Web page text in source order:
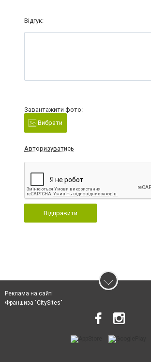
Відгук:
Завантажити фото:
Вибрати
Авторизуватись
Відправити
Реклама на сайті
Франшиза "CitySites"